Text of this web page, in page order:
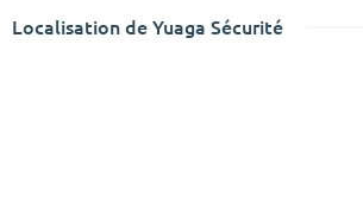
Localisation de Yuaga Sécurité